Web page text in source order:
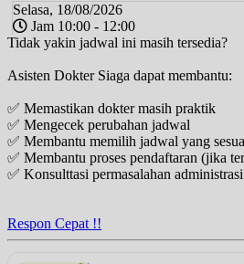
Selasa, 18/08/2026
Jam 10:00 - 12:00
Jam 10:00 - 12:00
Sabtu, 22/08/2026
Jam 12:30 - 14:00
Senin, 24/08/2026
Jam 10:00 - 12:00
Selasa, 25/08/2026
Jam 10:00 - 12:00
Tidak yakin jadwal ini masih tersedia?
Asisten Dokter Siaga dapat membantu:
✅ Memastikan dokter masih praktik
✅ Mengecek perubahan jadwal
✅ Membantu memilih jadwal yang
✅ Membantu proses pendaftaran (jika
✅ Konsulttasi permasalahan
Respon Cepat !!